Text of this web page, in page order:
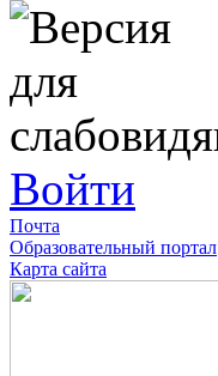
Войти
Почта
Образовательный портал
Карта сайта